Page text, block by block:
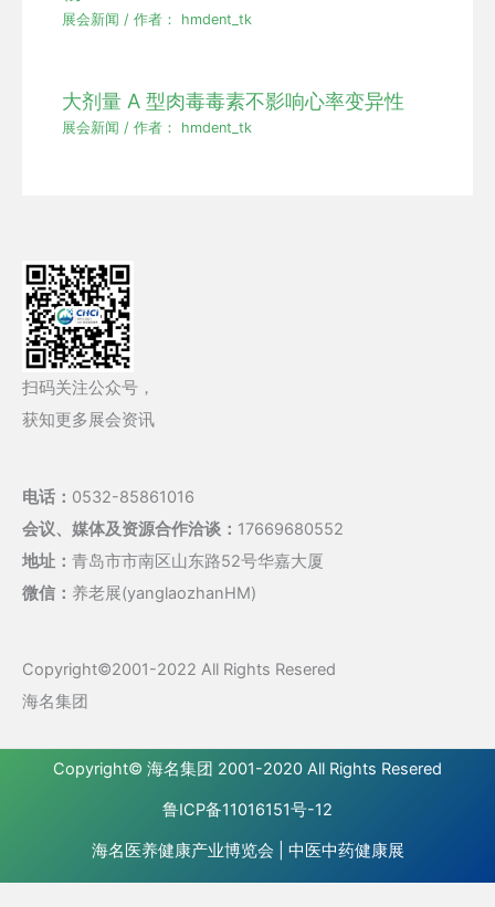
展会新闻 / 作者： hmdent_tk
大剂量 A 型肉毒毒素不影响心率变异性
展会新闻 / 作者： hmdent_tk
扫码关注公众号，
获知更多展会资讯
电话： 0532-85861016
会议、媒体及资源合作洽谈： 17669680552
地址： 青岛市市南区山东路52号华嘉大厦
微信： 养老展(yanglaozhanHM)
Copyright©2001-2022 All Rights Resered
海名集团
Copyright© 海名集团 2001-2020 All Rights Resered
鲁ICP备11016151号-12
海名医养健康产业博览会 中医中药健康展